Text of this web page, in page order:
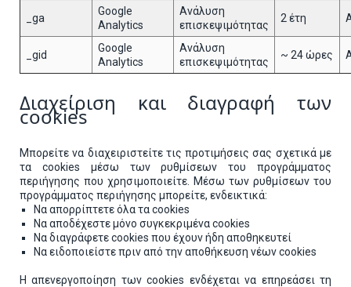
_ga
Google
Analytics
Ανάλυση
επισκεψιμότητας
2 έτη
_gid
Google
Analytics
Ανάλυση
επισκεψιμότητας
~ 24 ώρες
Διαχείριση και διαγραφή των
cookies
Μπορείτε να διαχειριστείτε τις προτιμήσεις σας σχετικά με
τα cookies μέσω των ρυθμίσεων του προγράμματος
περιήγησης που χρησιμοποιείτε. Μέσω των ρυθμίσεων του
προγράμματος περιήγησης μπορείτε, ενδεικτικά:
Να απορρίπτετε όλα τα cookies
Να αποδέχεστε μόνο συγκεκριμένα cookies
Να διαγράφετε cookies που έχουν ήδη αποθηκευτεί
Να ειδοποιείστε πριν από την αποθήκευση νέων cookies
Η απενεργοποίηση των cookies ενδέχεται να επηρεάσει τη